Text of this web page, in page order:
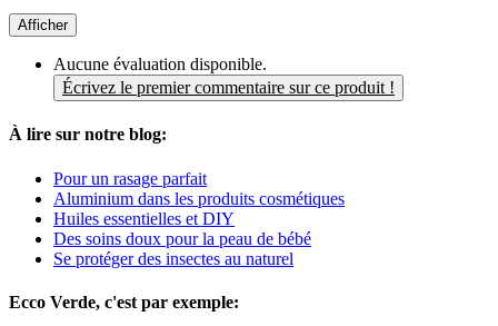
Afficher
Aucune évaluation disponible.
Écrivez le premier commentaire sur ce produit !
À lire sur notre blog:
Pour un rasage parfait
Aluminium dans les produits cosmétiques
Huiles essentielles et DIY
Des soins doux pour la peau de bébé
Se protéger des insectes au naturel
Ecco Verde, c'est par exemple: